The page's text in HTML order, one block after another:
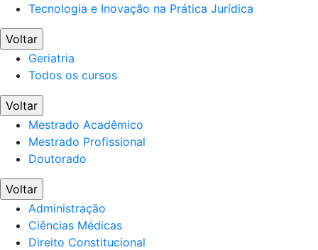
Tecnologia e Inovação na Prática Jurídica
Voltar
Geriatria
Todos os cursos
Voltar
Mestrado Acadêmico
Mestrado Profissional
Doutorado
Voltar
Administração
Ciências Médicas
Direito Constitucional